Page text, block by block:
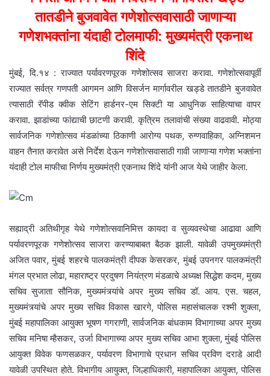
तातडीने बुजवावेत गणेशोत्सवासाठी जाणाऱ्या
गणेशभक्तांना यंदाही टोलमाफी: मुख्यमंत्री एकनाथ
शिंदे
मुंबई, दि.१४ : राज्यात पर्यावरणपूरक गणेशोत्सव साजरा करावा. गणेशोत्सवापूर्वी
राज्यात सर्वत्र गणपती आगमन आणि विसर्जन मार्गावरील खड्डे तातडीने बुजवावेत
त्यासाठी रॅपीड क्वीक सेटिंग हार्डनर-एम सिक्टी या आधुनिक साहित्याचा वापर
करावा. झाडांच्या फांद्याची छाटणी करावी. कृत्रिम तलावांची संख्या वाढवावी. मोठ्या
सार्वजनिक गणेशोत्सव मंडळांच्या ठिकाणी आरोग्य पथक, रुग्णवाहिका, अग्निशमन
वाहन तैनात करावेत असे निर्देश देऊन गणेशोत्सवासाठी गावी जाणाऱ्या गणेश भक्तांना
यंदाही टोल माफीचा निर्णय मुख्यमंत्री एकनाथ शिंदे यांनी आज येथे जाहीर केला.
सह्याद्री अतिथीगृह येथे गणेशोत्सवानिमित्त कायदा व सुव्यवस्थेचा आढावा आणि
पर्यावरणपूरक गणेशोत्सव साजरा करण्याबाबत बैठक झाली. यावेळी उपमुख्यमंत्री
अजित पवार, मुंबई शहरचे पालकमंत्री दीपक केसरकर, मुंबई उपनगर पालकमंत्री
मंगल प्रभात लोढा, महाराष्ट्र प्रदुषण नियंत्रण मंडळाचे अध्यक्ष सिद्धेश कदम, मुख्य
सचिव सुजाता सौनिक, मुख्यमंत्र्यांचे अपर मुख्य सचिव डॉ. आय. एस. चहल,
मुख्यमंत्र्यांचे अपर मुख्य सचिव विकास खारगे, पोलिस महासंचालक रश्मी शुक्ला,
मुंबई महापालिका आयुक्त भूषण गगराणी, सार्वजनिक बांधकाम विभागाच्या अपर मुख्य
सचिव मनिषा म्हैसकर, उर्जा विभागाच्या अपर मुख्य सचिव आभा शुक्ला, मुंबई पोलिस
आयुक्त विवेक फणसळकर, पर्यावरण विभागाचे प्रधान सचिव प्रविण दराडे आदी
यावेळी उपस्थित होते. विभागीय आयुक्त, जिल्हाधिकारी, महापालिका आयुक्त, पोलिस